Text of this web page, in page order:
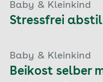
Baby & Kleinkind
Stressfrei
Baby & Kleinkind
Beikost selber